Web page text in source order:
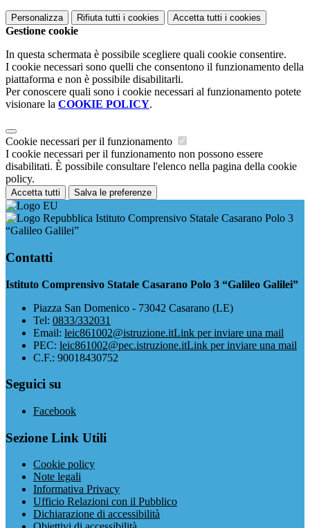
Personalizza Rifiuta tutti i cookies Accetta tutti i cookies
Gestione cookie
In questa schermata è possibile scegliere quali cookie consentire.
I cookie necessari sono quelli che consentono il funzionamento della
piattaforma e non è possibile disabilitarli.
Per conoscere quali sono i cookie necessari al funzionamento potete
visionare la COOKIE POLICY.
Cookie necessari per il funzionamento
I cookie necessari per il funzionamento non possono essere
disabilitati. È possibile consultare l'elenco nella pagina della cookie
policy.
Accetta tutti Salva le preferenze
Istituto Comprensivo Statale Casarano Polo 3
“Galileo Galilei”
Contatti
Istituto Comprensivo Statale Casarano Polo 3 “Galileo Galilei”
Piazza San Domenico - 73042 Casarano (LE)
Tel: 0833/332031
Email: leic861002@istruzione.itLink per inviare una mail
PEC: leic861002@pec.istruzione.itLink per inviare una mail
C.F.: 90018430752
Seguici su
Facebook
Sezione Link Utili
Cookie policy
Note legali
Informativa Privacy
Ufficio Relazioni con il Pubblico
Dichiarazione di accessibilità